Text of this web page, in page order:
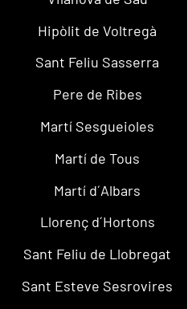
Hipòlit de Voltregà
Sant Feliu Sasserra
Pere de Ribes
Martí Sesgueioles
Martí de Tous
Martí d´Albars
Llorenç d´Hortons
Sant Feliu de Llobregat
Sant Esteve Sesrovires